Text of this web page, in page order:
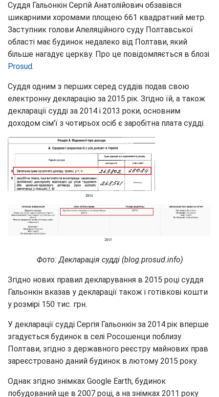
Суддя Гальонкін Сергій Анатолійович обзавівся
шикарними хоромами площею 661 квадратний метр.
Заступник голови Апеляційного суду Полтавської
області має будинок недалеко від Полтави, який
більше нагадує церкву. Про це повідомляється в блозі
Prosud.
Суддя одним з перших серед суддів подав свою
електронну декларацію за 2015 рік. Згідно їй, а також
декларації судді за 2014 і 2013 роки, основним
доходом сім'ї з чотирьох осіб є заробітна плата судді.
Фото: Декларація судді (blog.prosud.info)
Згідно нових правил декларування в 2015 році суддя
Гальонкін вказав у декларації також і готівкові кошти
у розмірі 150 тис. грн.
У декларації судді Сергія Гальонкін за 2014 рік вперше
згадується будинок в селі Росошенци поблизу
Полтави, згідно з державного реєстру майнових прав
зареєстровано даний будинок в лютому 2015 року.
Однак згідно знімках Google Earth, будинок
побудований ще в 2007 році, а на знімках 2011 року